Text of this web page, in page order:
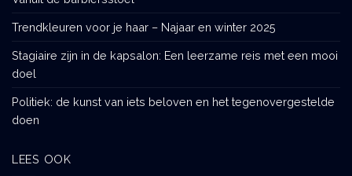
Trendkleuren voor je haar – Najaar en winter 2025
Stagiaire zijn in de kapsalon: Een leerzame reis met een mooi
doel
Politiek: de kunst van iets beloven en het tegenovergestelde
doen
LEES OOK